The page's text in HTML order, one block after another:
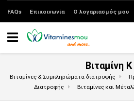
FAQs Επικοινωνία Ο λογαριασμός μου
Βιταμίνη K
Βιταμίνες & Συμπληρώματα διατροφής
Διατροφής
Βιταμίνες και